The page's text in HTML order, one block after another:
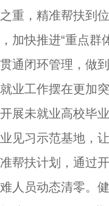
重，精准帮扶到
加快推进“重点群
通闭环管理，做
业工作摆在更加
展未就业高校毕
见习示范基地，
帮扶计划，通过
人员动态清零。